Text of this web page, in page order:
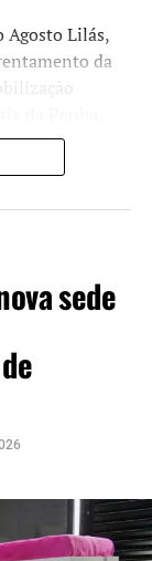
Agosto Lilás,
da
mulheres
realizadas
discutir a
informações
foram
Parque
Vila
Popular.
para as 19
do município.
sede